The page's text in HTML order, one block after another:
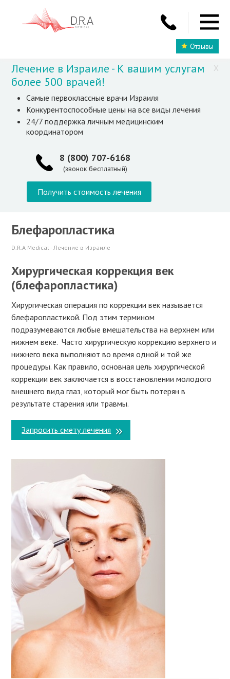
Отзывы
X
Лечение в Израиле - К вашим услугам
более 500 врачей!
Самые первоклассные врачи Израиля
Конкурентоспособные цены на все виды лечения
24/7 поддержка личным медицинским
координатором
8 (800) 707-6168
(звонок бесплатный)
Получить стоимость лечения
Блефаропластика
D.R.A Medical - Лечение в Израиле
Хирургическая коррекция век
(блефаропластика)
Хирургическая операция по коррекции век называется
блефаропластикой. Под этим термином
подразумеваются любые вмешательства на верхнем или
нижнем веке. Часто хирургическую коррекцию верхнего и
нижнего века выполняют во время одной и той же
процедуры. Как правило, основная цель хирургической
коррекции век заключается в восстановлении молодого
внешнего вида глаз, который мог быть потерян в
результате старения или травмы.
Запросить смету лечения